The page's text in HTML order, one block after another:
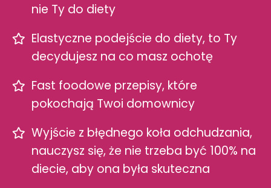
nie Ty do diety
Elastyczne podejście do diety, to Ty
decydujesz na co masz ochotę
Fast foodowe przepisy, które
pokochają Twoi domownicy
Wyjście z błędnego koła odchudzania,
nauczysz się, że nie trzeba być 100% na
diecie, aby ona była skuteczna